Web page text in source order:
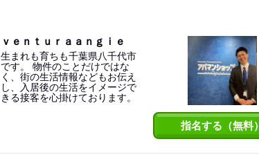
ｖｅｎｔｕｒａａｎｇｉｅ
生まれも育ちも千葉県八千代市
です。 物件のことだけではな
く、街の生活情報などもお伝え
し、入居後の生活をイメージで
きる接客を心掛けております。
指名する（無料）